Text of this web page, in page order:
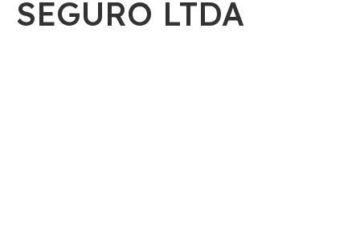
SEGURO LTDA